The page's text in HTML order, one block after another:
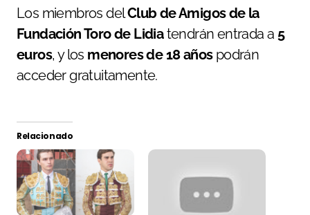
Los miembros delClub de Amigos de la
Fundación Toro de Lidiatendrán entrada a 5
euros, y los menores de 18 añospodrán
acceder gratuitamente.
Relacionado